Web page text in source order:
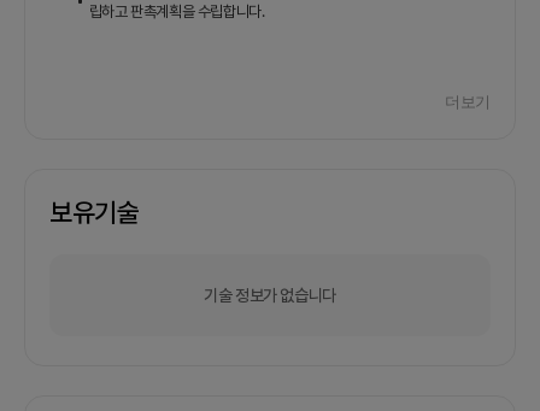
립하고 판촉계획을 수립합니다.
클라이언트 관리 및 영업 실적 관리 및 운영.
더보기
보유기술
기술 정보가 없습니다